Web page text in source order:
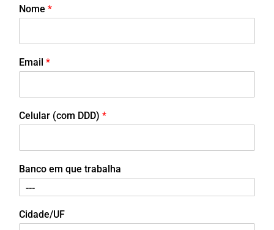
Nome *
Email *
Celular (com DDD) *
Banco em que trabalha
Cidade/UF